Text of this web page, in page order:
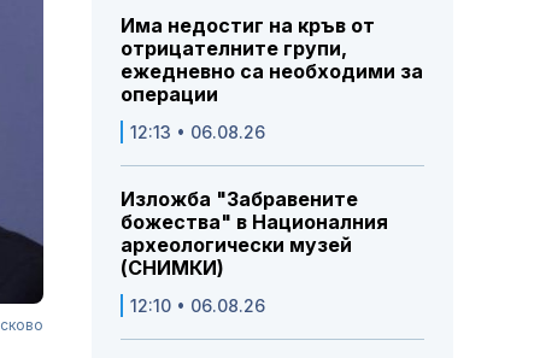
Има недостиг на кръв от
отрицателните групи,
ежедневно са необходими за
операции
12:13 • 06.08.26
Изложба "Забравените
божества" в Националния
археологически музей
(СНИМКИ)
12:10 • 06.08.26